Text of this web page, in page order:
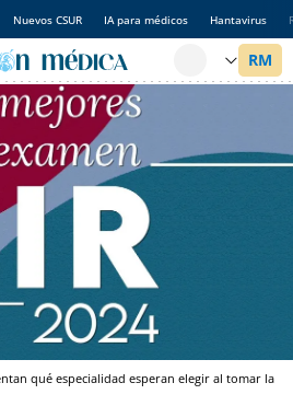
Nuevos CSUR IA para médicos Hantavirus
qué especialidad esperan elegir al tomar la